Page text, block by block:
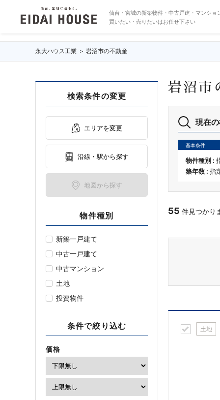
仙台・宮城の新築物件・中古戸建・マンショ
買いたい・売りたいはお任せ下さい
永大ハウス工業 岩沼市の不動産
検索条件の変更
エリアを変更
沿線・駅から探す
地図から探す
物件種別
新築一戸建て
中古一戸建て
中古マンション
土地
投資物件
条件で絞り込む
価格
岩沼市
現在
基本条件
物件種別 :
築年数 : 指
55 件見つかり
土地